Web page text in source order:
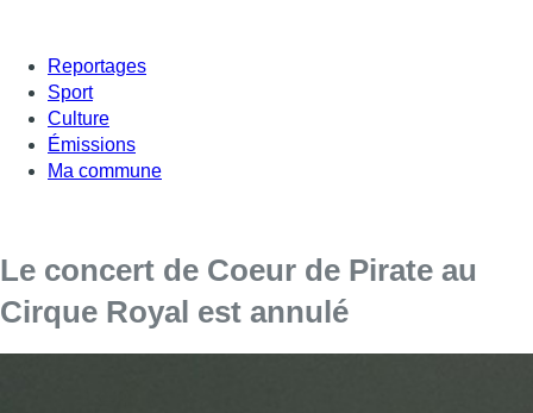
Reportages
Sport
Culture
Émissions
Ma commune
Le concert de Coeur de Pirate au
Cirque Royal est annulé